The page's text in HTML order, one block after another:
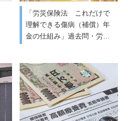
「労災保険法 これだけで
理解できる傷病（補償）年
金の仕組み」過去問・労…